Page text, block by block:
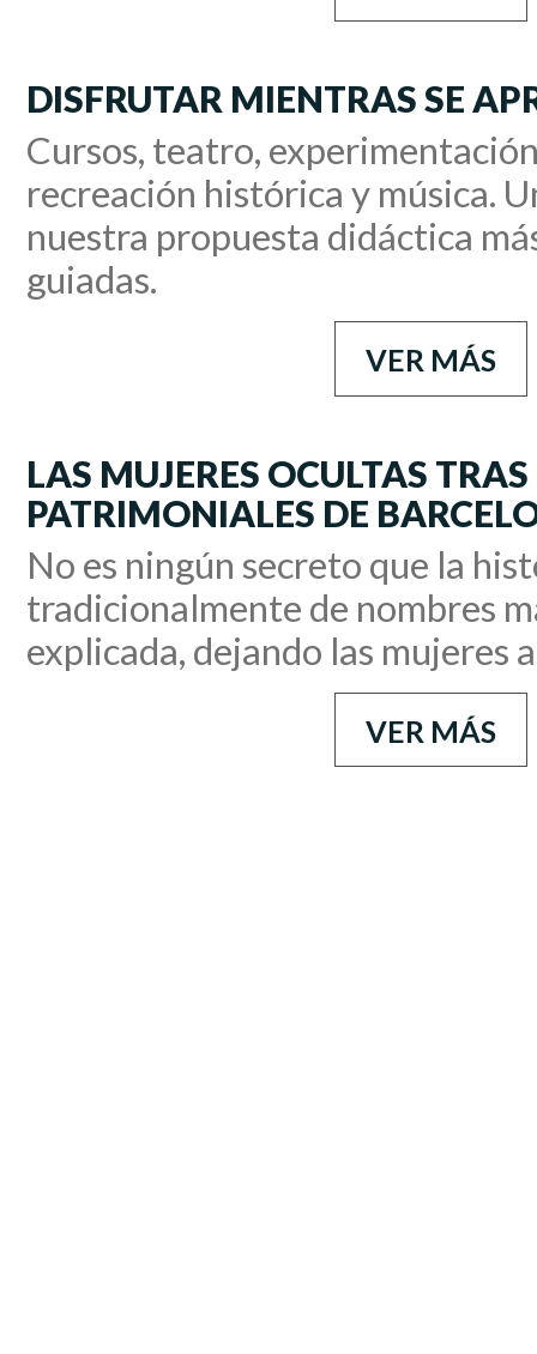
DISFRUTAR MIENTRAS SE
Cursos, teatro,
recreación histórica y música.
nuestra propuesta didáctica
guiadas.
VER MÁS
LAS MUJERES OCULTAS
PATRIMONIALES DE
No es ningún secreto que la
tradicionalmente de nombres
explicada, dejando las mujeres
VER MÁS